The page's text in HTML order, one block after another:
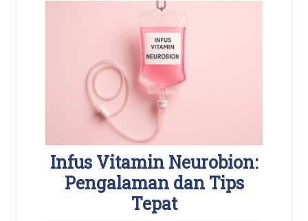
Infus Vitamin Neurobion:
Pengalaman dan Tips
Tepat